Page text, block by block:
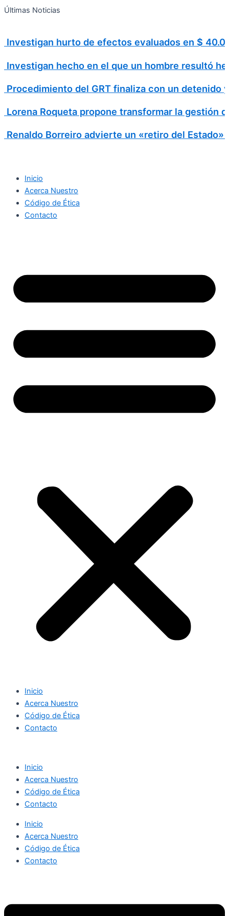
Ir
Últimas Noticias
Investigan hurto de efectos evaluados en $
Investigan hecho en el que un hombre resultó
Procedimiento del GRT finaliza con un detenido
Lorena Roqueta propone transformar la gestión
Renaldo Borreiro advierte un «retiro del
Inicio
Acerca Nuestro
Código de Ética
Contacto
Inicio
Acerca Nuestro
Código de Ética
Contacto
Inicio
Acerca Nuestro
Código de Ética
Contacto
Inicio
Acerca Nuestro
Código de Ética
Contacto
Search